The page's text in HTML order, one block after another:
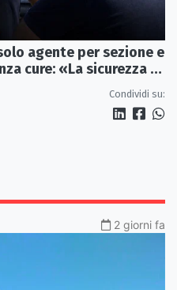
agente per sezione e
cure: «La sicurezza è
Condividi su:
2 giorni fa